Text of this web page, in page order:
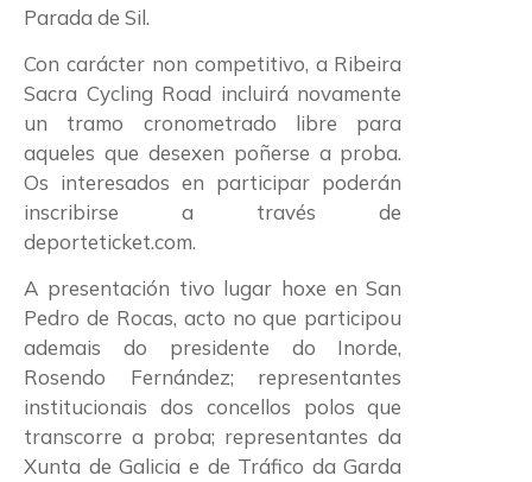
Parada de Sil.
Con carácter non competitivo, a Ribeira
Sacra Cycling Road incluirá novamente
un tramo cronometrado libre para
aqueles que desexen poñerse a proba.
Os interesados en participar poderán
inscribirse a través de
deporteticket.com.
A presentación tivo lugar hoxe en San
Pedro de Rocas, acto no que participou
ademais do presidente do Inorde,
Rosendo Fernández; representantes
institucionais dos concellos polos que
transcorre a proba; representantes da
Xunta de Galicia e de Tráfico da Garda